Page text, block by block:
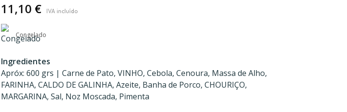
11,10 €
Congelado
Ingredientes
Apróx: 600 grs | Carne de Pato, VINHO, Cebola, Cenoura, Massa de Alho,
FARINHA, CALDO DE GALINHA, Azeite, Banha de Porco, CHOURIÇO,
MARGARINA, Sal, Noz Moscada, Pimenta